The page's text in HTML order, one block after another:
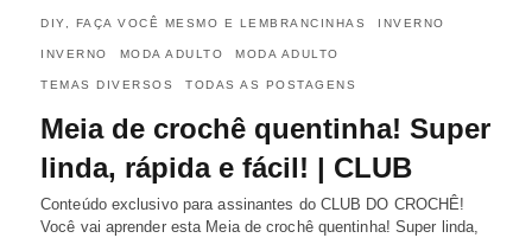
DIY, FAÇA VOCÊ MESMO E LEMBRANCINHAS INVERNO
INVERNO MODA ADULTO MODA ADULTO
TEMAS DIVERSOS TODAS AS POSTAGENS
Meia de crochê quentinha! Super
linda, rápida e fácil! | CLUB
Conteúdo exclusivo para assinantes do CLUB DO CROCHÊ!
Você vai aprender esta Meia de crochê quentinha! Super linda,